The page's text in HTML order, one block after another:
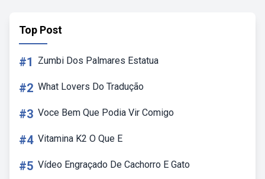
Top Post
#1 Zumbi Dos Palmares Estatua
#2 What Lovers Do Tradução
#3 Voce Bem Que Podia Vir Comigo
#4 Vitamina K2 O Que E
#5 Vídeo Engraçado De Cachorro E Gato